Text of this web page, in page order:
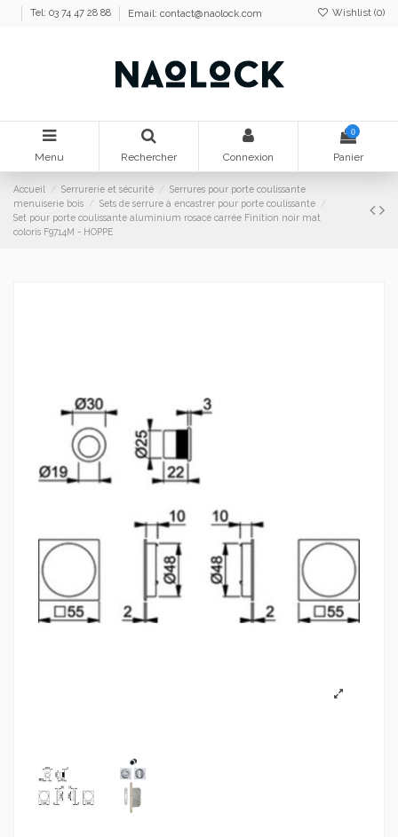
Tel: 03 74 47 28 88 Email: contact@naolock.com Wishlist (0)
Menu Rechercher Connexion
0
Panier
Accueil Serrurerie et sécurité
Serrures pour porte coulissante
menuiserie bois
Sets de serrure à encastrer pour porte coulissante
Set pour porte coulissante aluminium rosace carrée Finition noir mat
coloris F9714M - HOPPE